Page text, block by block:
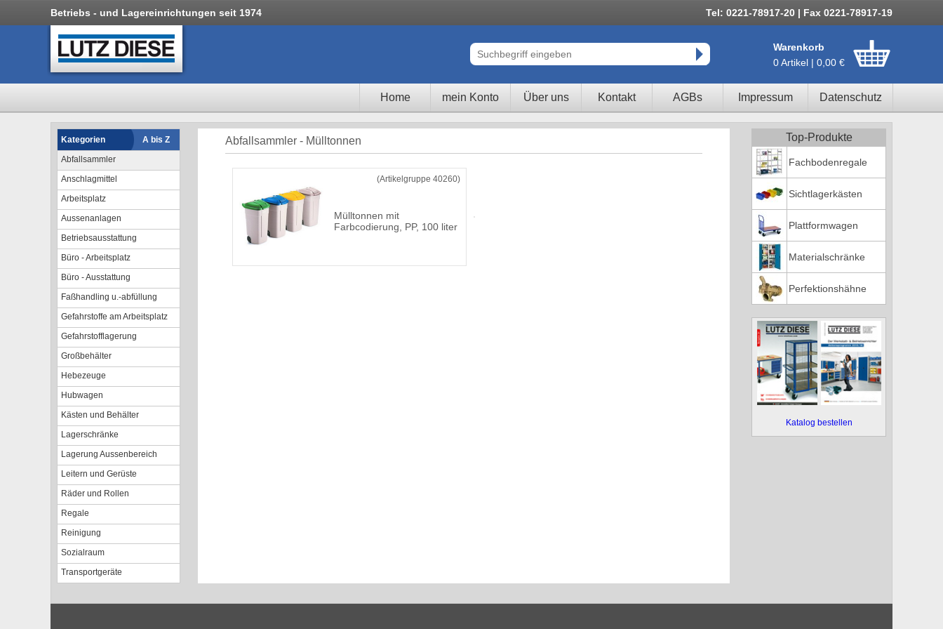
Betriebs - und Lagereinrichtungen seit 1974 Tel: 0221-78917-20 | Fax 0221-78917-19
Warenkorb
0 Artikel | 0,00 €
Home mein Konto Über uns Kontakt AGBs Impressum Datenschutz
Kategorien
A bis Z
Abfallsammler
Anschlagmittel
Arbeitsplatz
Aussenanlagen
Betriebsausstattung
Büro - Arbeitsplatz
Büro - Ausstattung
Faßhandling u.-abfüllung
Gefahrstoffe am Arbeitsplatz
Gefahrstofflagerung
Großbehälter
Hebezeuge
Hubwagen
Kästen und Behälter
Lagerschränke
Lagerung Aussenbereich
Leitern und Gerüste
Räder und Rollen
Regale
Reinigung
Sozialraum
Transportgeräte
Abfallsammler - Mülltonnen
(Artikelgruppe 40260)
Mülltonnen mit
Farbcodierung, PP, 100 liter
Top-Produkte
Fachbodenregale
Sichtlagerkästen
Plattformwagen
Materialschränke
Perfektionshähne
Katalog bestellen